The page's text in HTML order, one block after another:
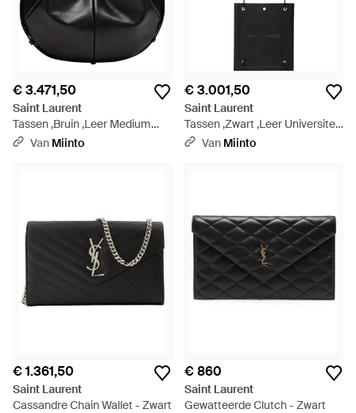
€ 3.471,50
Saint Laurent
Tassen ,Bruin ,Leer Medium
Mombasa Hobo Bag - Zwart
Van Miinto
€ 3.001,50
Saint Laurent
Tassen ,Zwart ,Leer Universite
Crossbody Tas - Zwart
Van Miinto
€ 1.361,50
Saint Laurent
Cassandre Chain Wallet - Zwart
€ 860
Saint Laurent
Gewatteerde Clutch - Zwart